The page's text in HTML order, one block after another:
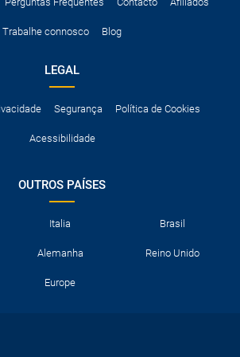
Trabalhe connosco Blog
LEGAL
Segurança Política de Cookies
Acessibilidade
OUTROS PAÍSES
Italia Brasil
Alemanha Reino Unido
Europe